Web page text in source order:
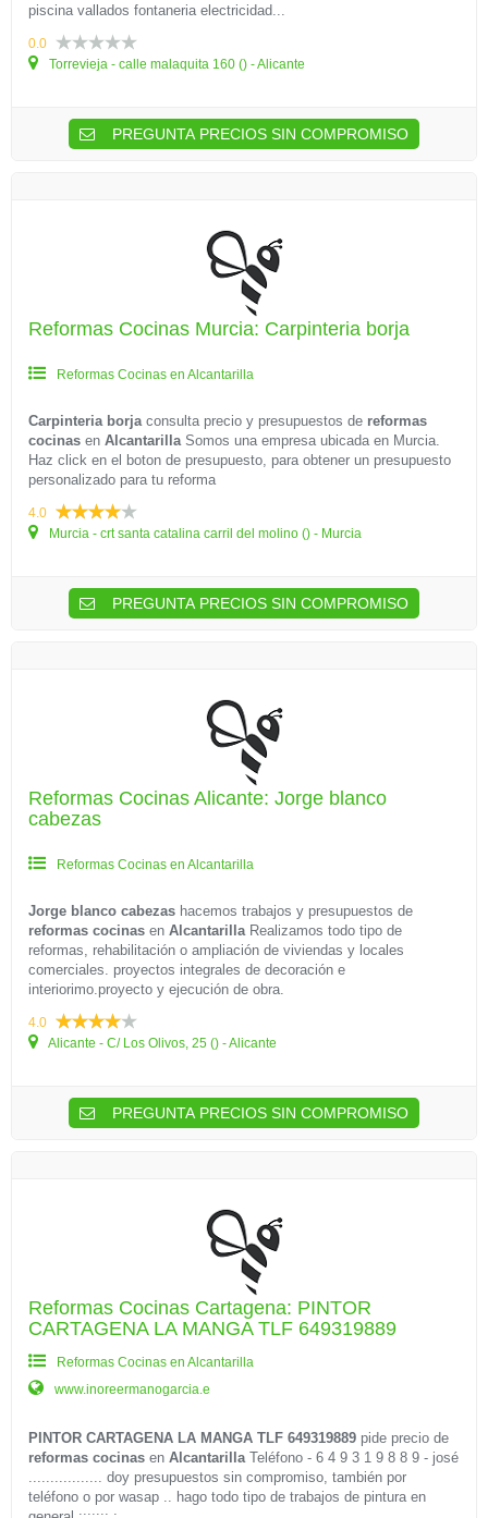
piscina vallados fontaneria electricidad...
0.0
Torrevieja - calle malaquita 160 () - Alicante
PREGUNTA PRECIOS SIN COMPROMISO
Reformas Cocinas Murcia: Carpinteria borja
Reformas Cocinas en Alcantarilla
Carpinteria borjaconsulta precio y presupuestos de reformas
cocinas en AlcantarillaSomos una empresa ubicada en Murcia.
Haz click en el boton de presupuesto, para obtener un presupuesto
personalizado para tu reforma
4.0
Murcia - crt santa catalina carril del molino () - Murcia
PREGUNTA PRECIOS SIN COMPROMISO
Reformas Cocinas Alicante: Jorge blanco
cabezas
Reformas Cocinas en Alcantarilla
Jorge blanco cabezas hacemos trabajos y presupuestos de
reformas cocinas en AlcantarillaRealizamos todo tipo de
reformas, rehabilitación o ampliación de viviendas y locales
comerciales. proyectos integrales de decoración e
interiorimo.proyecto y ejecución de obra.
4.0
Alicante - C/ Los Olivos, 25 () - Alicante
PREGUNTA PRECIOS SIN COMPROMISO
Reformas Cocinas Cartagena: PINTOR
CARTAGENA LA MANGA TLF 649319889
Reformas Cocinas en Alcantarilla
www.inoreermanogarcia.e
PINTOR CARTAGENA LA MANGA TLF 649319889 pide precio de
reformas cocinas en AlcantarillaTeléfono - 6 4 9 3 1 9 8 8 9 - josé
................. doy presupuestos sin compromiso, también por
teléfono o por wasap .. hago todo tipo de trabajos de pintura en